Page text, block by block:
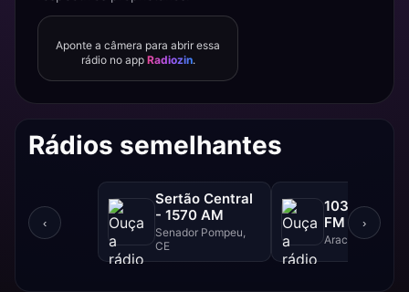
Aponte a câmera para abrir essa
rádio no app Radiozin.
Rádios semelhantes
‹
Sertão Central
- 1570 AM
Senador Pompeu,
CE
103 FM -
FM
Aracajú, SE
›